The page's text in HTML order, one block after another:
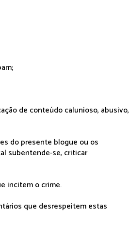
de conteúdo calunioso, abusivo,
do presente blogue ou os
subentende-se, criticar
incitem o crime.
que desrespeitem estas